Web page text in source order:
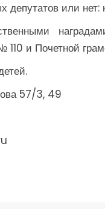
или нет:
110 и Почетной
57/3, 49